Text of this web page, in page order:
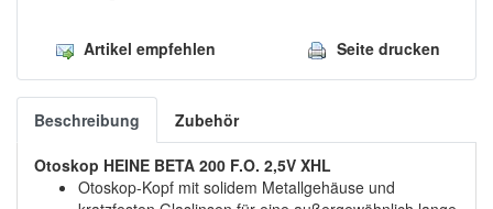
Artikel empfehlen Seite drucken
Beschreibung Zubehör
Otoskop HEINE BETA 200 F.O. 2,5V XHL
Otoskop-Kopf mit solidem Metallgehäuse und